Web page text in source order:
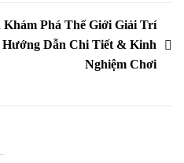
Khám Phá Thế Giới Giải Trí
Dẫn Chi Tiết & Kinh
Nghiệm Chơi